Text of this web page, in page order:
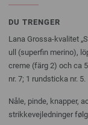
DU TRENGER
Lana Grossa-kvalitet
ull (superfin merino),
creme (färg 2) och ca
nr. 7; 1 rundsticka nr. 5.
Nåle, pinde, knapper,
strikkevejledninger